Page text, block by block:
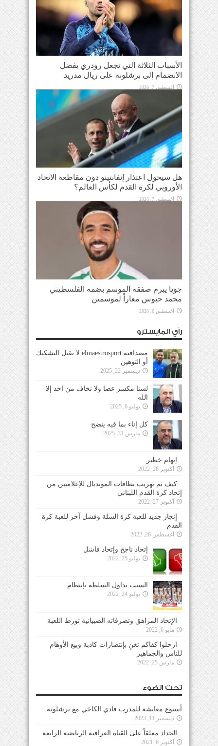
الأسباب الثلاثة التي تجعل رودري يفضل
الانضمام إلى برشلونة على ريال مدريد
أغسطس 7, 2026
هل سيحول اعتذار إنفانتينو دون مقاطعة الاتحاد
الأوروبي لكرة القدم لكأس العالم؟
أغسطس 7, 2026
جويا يبرم صفقة الموسم بضمه الفلسطيني
محمد حبوس معاراً لموسمين
أغسطس 6, 2026
رأي المايسترو
مصداقية elmaestrosport لا تقبل التشكيك
أو التوهين
ديسمبر 22, 2025
لسنا مكسر عصا ولا نخاف من احد إلا
الله
يوليو 6, 2025
كل إناء بما فيه ينضح
مارس 31, 2025
إتهام خطير
أكتوبر 28, 2022
كيف تم تهريب بطاقات المونديال للإعلاميين من
إتحاد كرة القدم اللبناني
أكتوبر 27, 2022
إنجاز جديد للعبة كرة السلة وفشل آخر للعبة كرة
القدم
أغسطس 26, 2022
إتحاد ناجح وإتحاد فاشل
يوليو 25, 2022
السبب تداول السلطة بإنتظام
يوليو 24, 2022
الإتحاد المراهق وتصرفاته الصبيانية تورط اللعبة
مايو 6, 2022
ارحلوا كفاكم تغنٍ بإنتصارات كاذبة وبيع الأوهام
للناس والجماهير
مارس 25, 2022
تحت الضوء
أسبوع معايشة للمدرب فادي الكاخي مع برشلونة
ديسمبر 11, 2023
الحداد معلقاً على القناة العراقية الرياضية الرابعة
أكتوبر 6, 2021